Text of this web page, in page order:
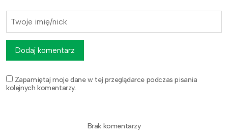
Zapamiętaj moje dane w tej przeglądarce podczas pisania
kolejnych komentarzy.
Dodaj komentarz
Brak komentarzy